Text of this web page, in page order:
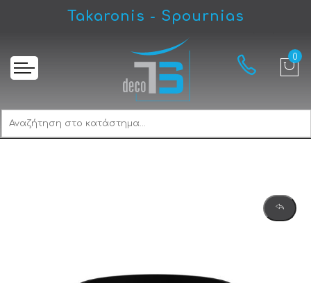
Takaronis - Spournias
Pam Matt Anthracite 2530-113 Καλάθι Γραφείου & Δωματίου